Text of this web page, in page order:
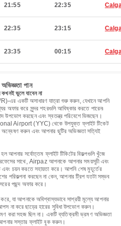
21:55 22:35
22:35 23:15
23:35 00:15
পান
ভুলে যাবেন না
একটি অসাধারণ যাত্রা শুরু করুন, যেখানে আপনি
অফার করে সুন্দর শহরগুলি আবিষ্কার করতে পারেন৷
উপভোগ করছেন এবং স্বতন্ত্র পরিবেশে ভিজছেন।
Airport (YYC) থেকে উপযুক্ত ফ্লাইট টিকেট
অন্বেষণ করুন এবং আপনার ছুটির অভিজ্ঞতা সত্যিই
আপনার সর্বোত্তম ফ্লাইট টিকিটের বিকল্পগুলি খুঁজে
সাথে, Airpaz আপনাকে আপনার সময়সূচী এবং
এবং চয়ন করতে সহায়তা করে। আপনি শেষ মুহূর্তের
পরিকল্পনা করছেন না কেন, আপনার ট্রিপ যতটা সম্ভব
পছন্দ অফার করে।
যা আপনাকে অবিশ্বাস্যভাবে সাশ্রয়ী মূল্যে আপনার
না করে ছাড়ের হারের সুবিধা উপভোগ করুন।
করা সহজ ছিল না। একটি ব্যতিক্রমী ভ্রমণ অভিজ্ঞতা
সস্তার ফ্লাইট বুক করুন।